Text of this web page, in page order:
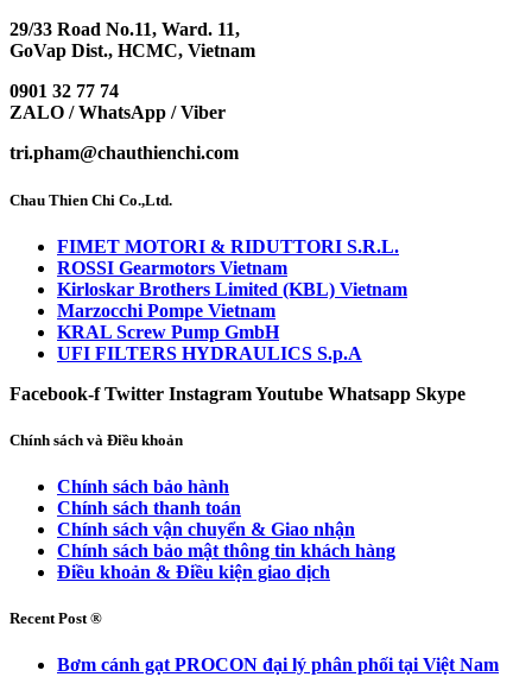
29/33 Road No.11, Ward. 11,
GoVap Dist., HCMC, Vietnam
0901 32 77 74
ZALO / WhatsApp / Viber
tri.pham@chauthienchi.com
Chau Thien Chi Co.,Ltd.
FIMET MOTORI & RIDUTTORI S.R.L.
ROSSI Gearmotors Vietnam
Kirloskar Brothers Limited (KBL) Vietnam
Marzocchi Pompe Vietnam
KRAL Screw Pump GmbH
UFI FILTERS HYDRAULICS S.p.A
Facebook-f Twitter InstagramYoutube Whatsapp Skype
Chính sách và Điều khoản
Chính sách bảo hành
Chính sách thanh toán
Chính sách vận chuyển & Giao nhận
Chính sách bảo mật thông tin khách hàng
Điều khoản & Điều kiện giao dịch
Recent Post ®
Bơm cánh gạt PROCON đại lý phân phối tại Việt Nam